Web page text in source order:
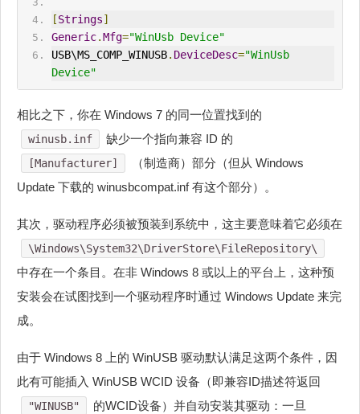
[Strings]
Generic.Mfg="WinUsb Device"
USB\MS_COMP_WINUSB. DeviceDesc="WinUsb
Device"
相比之下，你在 Windows 7 的同一位置找到的
winusb.inf 缺少一个指向兼容 ID 的
[Manufacturer]
（制造商）部分（但从 Windows
Update 下载的 winusbcompat.inf 有这个部分）。
其次，驱动程序必须被预装到系统中，这主要意味着它必须在
\Windows\System32\DriverStore\FileRepository\
中存在一个条目。在非 Windows 8 或以上的平台上，这种预
安装会在试图找到一个驱动程序时通过 Windows Update 来完
成。
由于 Windows 8 上的 WinUSB 驱动默认满足这两个条件，因
此有可能插入 WinUSB WCID 设备（即兼容ID描述符返回
"WINUSB"
的WCID设备）并自动安装其驱动：一旦